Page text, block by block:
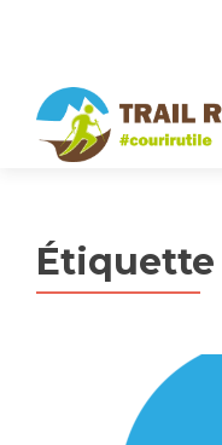
Étiquette